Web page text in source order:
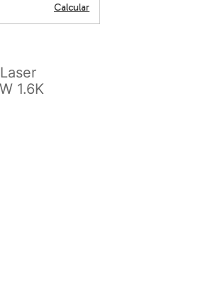
Calcular
1.6K